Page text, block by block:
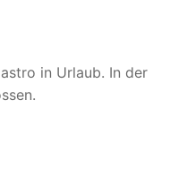
in Urlaub. In der